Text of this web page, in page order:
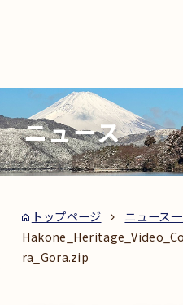
ニュース
トップページ
ニュース
ra_Gora.zip